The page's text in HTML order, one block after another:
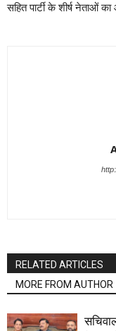
सहित पार्टी के शीर्ष नेताओं
RELATED ARTICLES
MORE FROM AUTHOR